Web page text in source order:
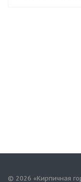
© 2026 «Кирпичная